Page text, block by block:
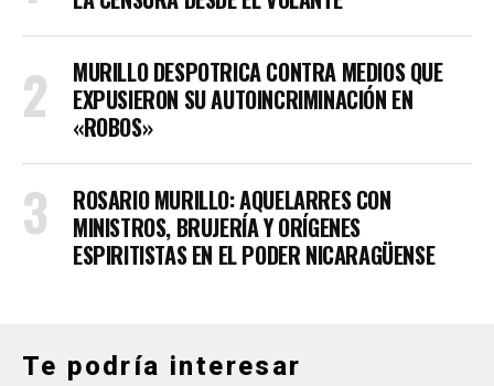
MURILLO DESPOTRICA CONTRA MEDIOS QUE
EXPUSIERON SU AUTOINCRIMINACIÓN EN
«ROBOS»
ROSARIO MURILLO: AQUELARRES CON
MINISTROS, BRUJERÍA Y ORÍGENES
ESPIRITISTAS EN EL PODER NICARAGÜENSE
Te podría interesar